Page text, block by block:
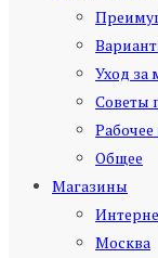
Уход за
Советы
Общее
Магазины
Москва